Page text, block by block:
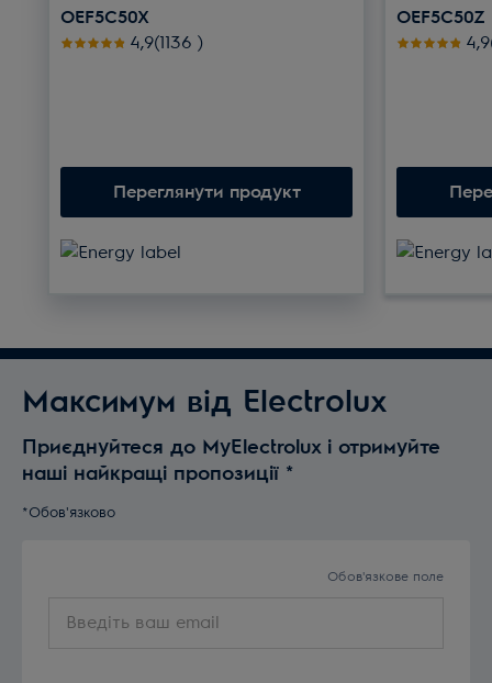
OEF5C50X
Рейтинг 4.9 з 5 зірок (1136 Відгуки)
4,9(1136 )
Переглянути продукт
OEF5C50Z
Максимум від Electrolux
Приєднуйтеся до MyElectrolux і отримуйте
наші найкращі пропозиції *
*Обов'язково
Обов'язкове поле